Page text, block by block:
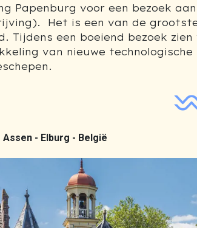
Papenburg voor een bezoek
Het is een van de
Tijdens een boeiend bezoek
van nieuwe
Assen - Elburg - België